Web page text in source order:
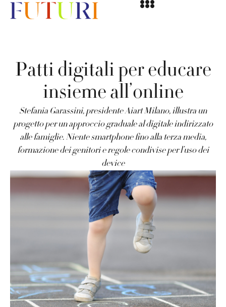
Patti digitali per educare
insieme all online
Stefania Garassini, presidente Aiart Milano, illustra un
progetto per un approccio graduale al digitale indirizzato
alle famiglie. Niente smartphone fino alla terza media,
formazione dei genitori e regole condivise per l’uso dei
device